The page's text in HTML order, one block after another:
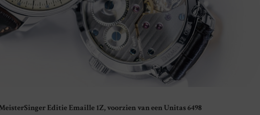
Editie Emaille 1Z, voorzien van een Unitas 6498